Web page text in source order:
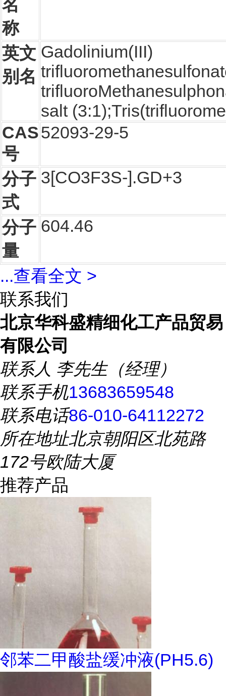
名
称
英文
别名
Gadolinium(III)
salt
CAS
号
52093-29-5
分子
式
3[CO3F3S-].GD+3
分子
量
604.46
...查看全文 >
联系我们
北京华科盛精细化工产品贸易
有限公司
联系人 李先生（经理）
联系手机13683659548
联系电话86-010-64112272
所在地址北京朝阳区北苑路
172号欧陆大厦
推荐产品
邻苯二甲酸盐缓冲液(PH5.6)